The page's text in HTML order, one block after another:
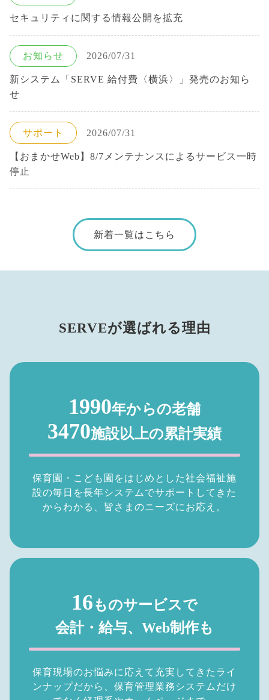
セキュリティに関する情報公開を拡充
お知らせ 2026/07/31
新システム「SERVE 給付費〈横浜〉」発売のお知ら
せ
サポート 2026/07/31
【おまかせWeb】8/7メンテナンスによるサービス一時
停止
新着一覧はこちら
SERVEが選ばれる理由
1990年からの老舗
3470施設以上の累計実績
保育園・こども園をはじめとした社会福祉施
設の毎日を長年システムでサポートしてきた
からわかる、皆さまのニーズにお応え。
16ものサービスで
会計・給与、Web制作も
保育現場のお悩みに応えて充実してきたライ
ンナップだから、保育管理業務システムだけ